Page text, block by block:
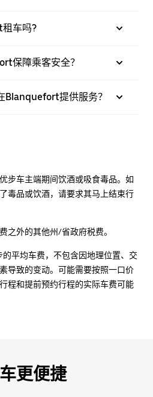
车吗?
保障乘客安全？
Blanquefort提供服务？
步车主端期间饮酒或吸食毒品。如
毒品或饮酒，请要求其马上结束行
之外的其他州/省政府税费。
平均车费，不包含因地理位置、交
导致的变动。可能需要按照一口价
程和提前预约行程的实际车费可能
更便捷